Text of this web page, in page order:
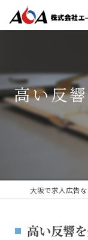
高い反
高い反響